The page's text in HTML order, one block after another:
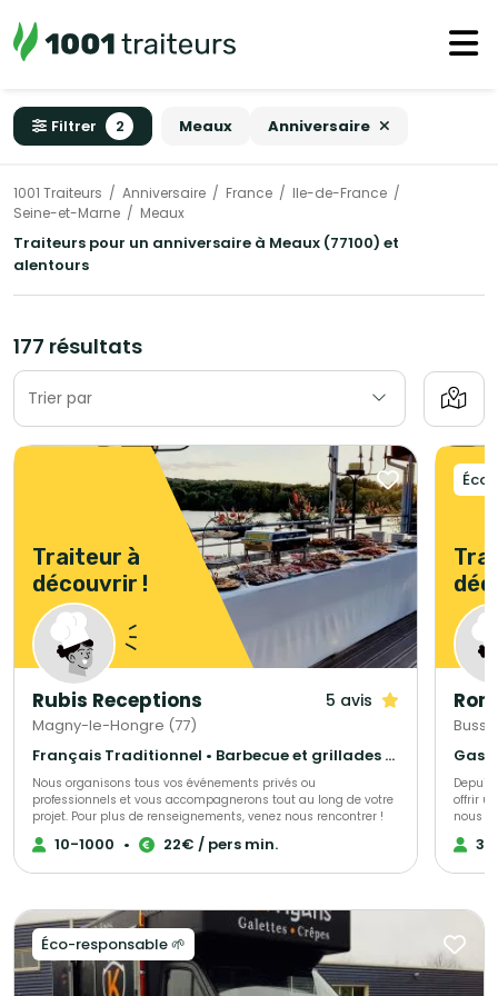
Filtrer 2 Meaux Anniversaire
1001 Traiteurs Anniversaire France
Ile-de-France
Seine-et-Marne
Meaux
Traiteurs pour un anniversaire à Meaux (77100) et
alentours
177 résultats
Trier par
Traiteur à
découvrir !
Rubis Receptions 5 avis
Magny-le-Hongre (77)
Français Traditionnel • Barbecue et grillades • Gastronomique
Nous organisons tous vos événements privés ou
professionnels et vous accompagnerons tout au long de votre
projet. Pour plus de renseignements, venez nous rencontrer !
10-1000 • 22€ / pers min.
offrir
nous
auprès
Éco-responsable 🌱